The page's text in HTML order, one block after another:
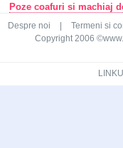
Poze coafuri si machiaj
Despre noi
Termeni si
Copyright 2006